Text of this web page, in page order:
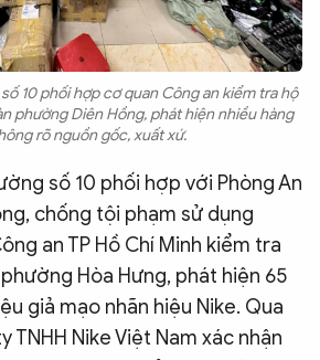
10 phối hợp cơ quan Công an kiểm tra hộ
phường Diên Hồng, phát hiện nhiều hàng
rõ nguồn gốc, xuất xứ.
số 10 phối hợp với Phòng An
chống tội phạm sử dụng
an TP Hồ Chí Minh kiểm tra
Hòa Hưng, phát hiện 65
giả mạo nhãn hiệu Nike. Qua
TNHH Nike Việt Nam xác nhận